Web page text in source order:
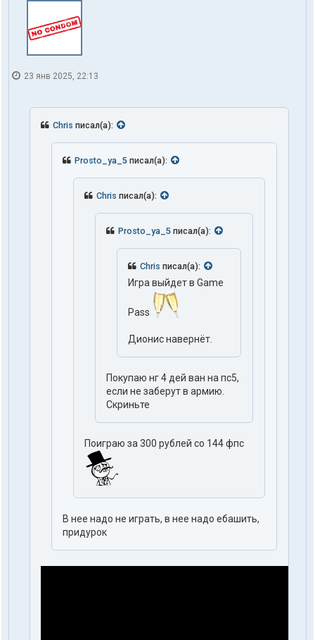
23 янв 2025, 22:13
Chris писал(а):
Prosto_ya_5 писал(а):
Chris писал(а):
Prosto_ya_5 писал(а):
Chris писал(а):
Игра выйдет в Game
Pass
Дионис навернёт.
Покупаю нг 4 дей ван на пс5,
если не заберут в армию.
Скриньте
Поиграю за 300 рублей со 144 фпс
В нее надо не играть, в нее надо ебашить,
придурок